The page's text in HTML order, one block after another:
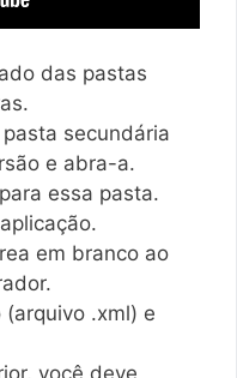
das pastas
secundária
e abra-a.
essa pasta.
em branco ao
(arquivo .xml) e